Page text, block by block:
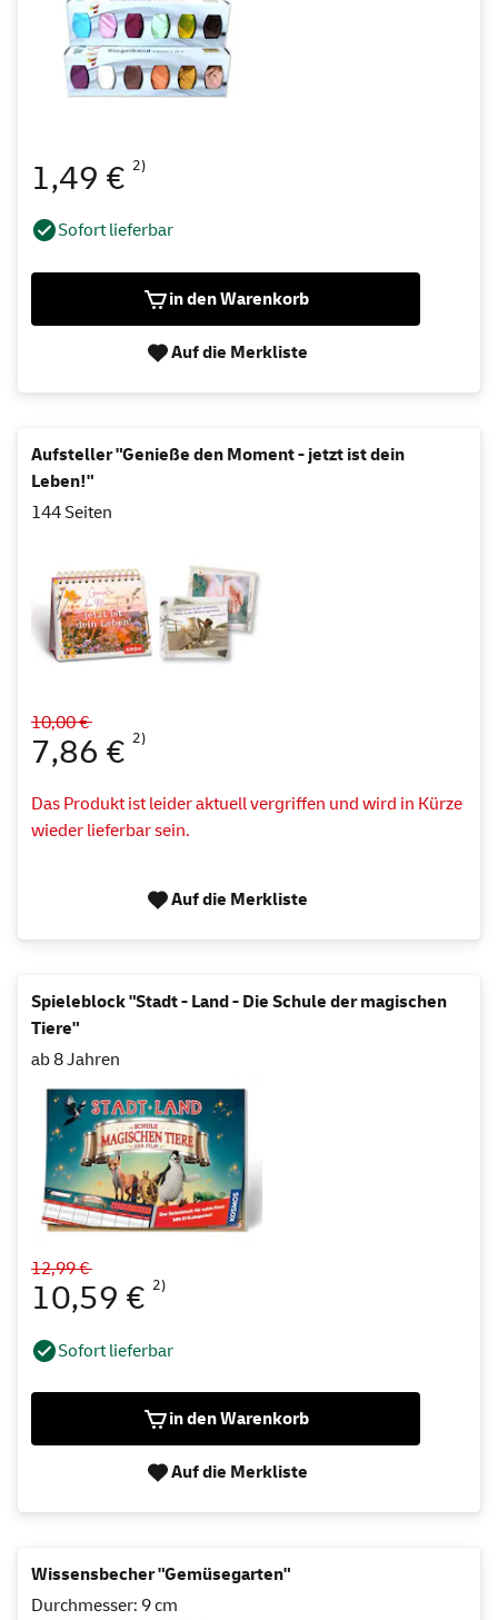
1,49 € 2)
Sofort lieferbar
in den Warenkorb
Auf die Merkliste
Aufsteller "Genieße den Moment - jetzt ist dein
Leben!"
144 Seiten
10,00 €
7,86 € 2)
Das Produkt ist leider aktuell vergriffen und wird in Kürze
wieder lieferbar sein.
Auf die Merkliste
Spieleblock "Stadt - Land - Die Schule der magischen
Tiere"
ab 8 Jahren
12,99 €
10,59 € 2)
Sofort lieferbar
in den Warenkorb
Auf die Merkliste
Wissensbecher "Gemüsegarten"
Durchmesser: 9 cm